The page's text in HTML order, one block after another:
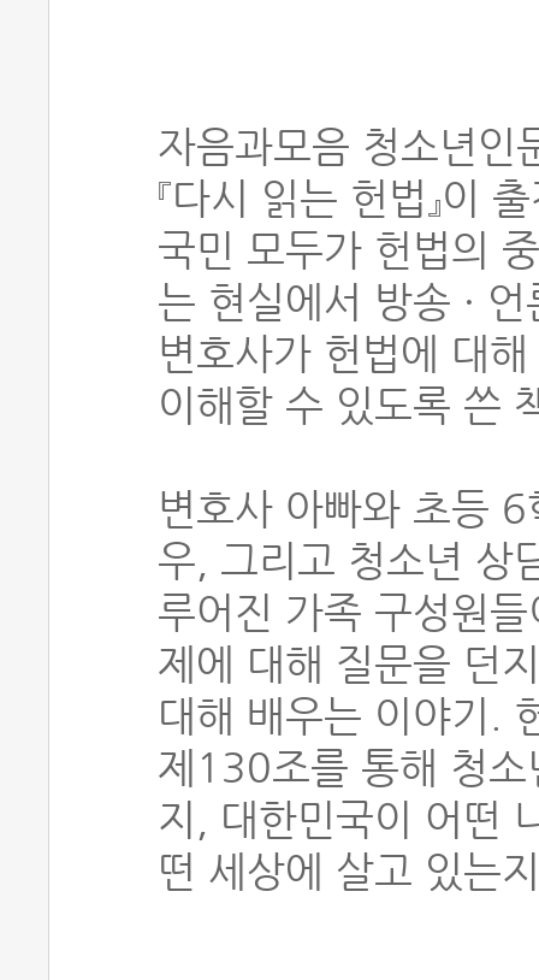
자음과모음 청소년인
『다시 읽는 헌법』이
국민 모두가 헌법의
는 현실에서 방송 ·
변호사가 헌법에 대
이해할 수 있도록 쓴
변호사 아빠와 초등
우, 그리고 청소년 상
루어진 가족 구성원
제에 대해 질문을 던
대해 배우는 이야기.
제130조를 통해 청
지, 대한민국이 어떤
떤 세상에 살고 있는